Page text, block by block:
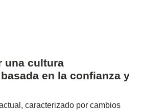
una cultura
en la confianza y
caracterizado por cambios